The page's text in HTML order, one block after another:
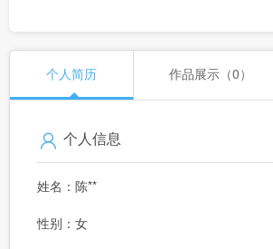
个人简历 作品展示（0）
个人信息
姓名：陈**
性别：女